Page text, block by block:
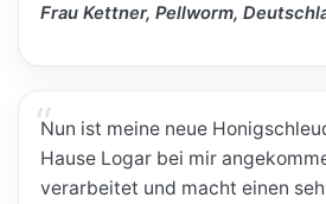
Frau Kettner, Pellworm,
Nun ist meine neue
Hause Logar bei mir
verarbeitet und macht einen